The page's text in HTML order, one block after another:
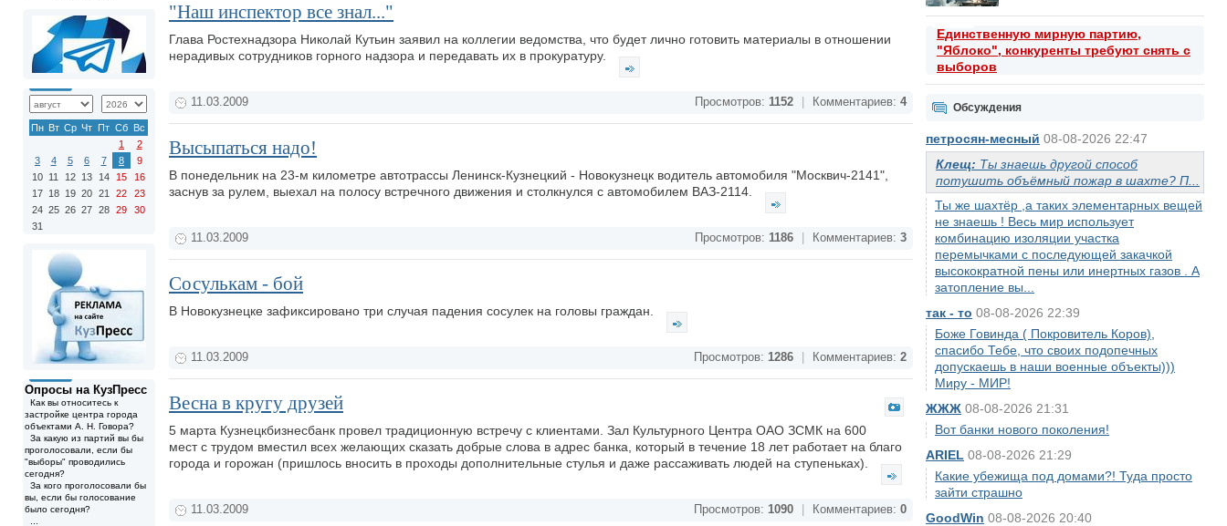
Единственную мирную партию,
"Яблоко", конкуренты требуют снять с
выборов
Обсуждения
петросян-месный 08-08-2026 22:47
Клещ: Ты знаешь другой способ
потушить объёмный пожар в шахте? П...
Ты же шахтёр ,а таких элементарных вещей
не знаешь ! Весь мир использует
комбинацию изоляции участка
перемычками с последующей закачкой
высокократной пены или инертных газов . А
затопление вы...
так - то 08-08-2026 22:39
Боже Говинда ( Покровитель Коров),
спасибо Тебе, что своих подопечных
допускаешь в наши военные объекты)))
Миру - МИР!
ЖЖЖ 08-08-2026 21:31
Вот банки нового поколения!
ARIEL 08-08-2026 21:29
Какие убежища под домами?! Туда просто
зайти страшно
GoodWin 08-08-2026 20:40
Пн Вт Ср Чт Пт Сб Вс
1
2
3
4 5 6 7 8
9
10 11 12 13 14 15
16
17 18 19 20 21 22
23
24 25 26 27 28 29
30
31
Опросы на КузПресс
Как вы относитесь к
застройке центра города
объектами А. Н. Говора?
За какую из партий вы бы
проголосовали, если бы
"выборы" проводились
сегодня?
За кого проголосовали бы
вы, если бы голосование
было сегодня?
"Наш инспектор все знал..."
Глава Ростехнадзора Николай Кутьин заявил на коллегии ведомства, что будет лично готовить материалы в отношении
нерадивых сотрудников горного надзора и передавать их в прокуратуру.
11.03.2009 Просмотров: 1152 Комментариев: 4
Высыпаться надо!
В понедельник на 23-м километре автотрассы Ленинск-Кузнецкий - Новокузнецк водитель автомобиля "Москвич-2141",
заснув за рулем, выехал на полосу встречного движения и столкнулся с автомобилем ВАЗ-2114.
11.03.2009 Просмотров: 1186 Комментариев: 3
Сосулькам - бой
В Новокузнецке зафиксировано три случая падения сосулек на головы граждан.
11.03.2009 Просмотров: 1286 Комментариев: 2
Весна в кругу друзей
5 марта Кузнецкбизнесбанк провел традиционную встречу с клиентами. Зал Культурного Центра ОАО ЗСМК на 600
мест с трудом вместил всех желающих сказать добрые слова в адрес банка, который в течение 18 лет работает на благо
города и горожан (пришлось вносить в проходы дополнительные стулья и даже рассаживать людей на ступеньках).
11.03.2009 Просмотров: 1090 Комментариев: 0